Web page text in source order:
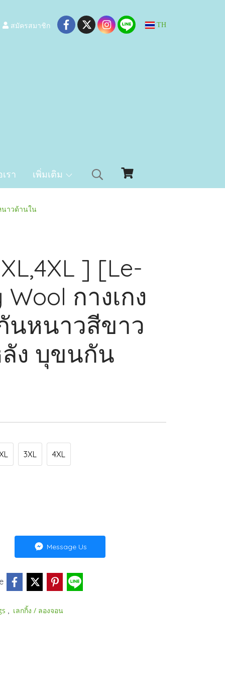
สมัครสมาชิก TH
รา เพิ่มเติม
นาวด้านใน
] [Le-
กางเกง
นหนาวสีขาว
ง บุขนกัน
3XL 4XL
Message Us
เลกกิ้ง / ลองจอน